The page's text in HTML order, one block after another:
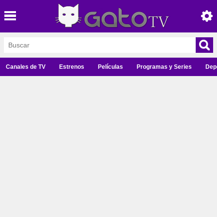
Canales de TV Estrenos Películas Programas y Series